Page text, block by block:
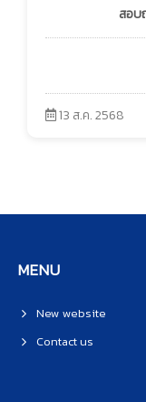
สอบ
13 ส.ค. 2568
MENU
New website
Contact us